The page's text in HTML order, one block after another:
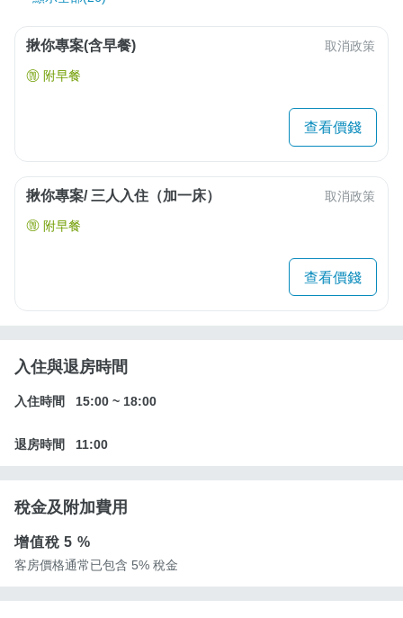
揪你專案(含早餐) 取消政策
附早餐
查看價錢
揪你專案/ 三人入住（加一床） 取消政策
附早餐
查看價錢
入住與退房時間
入住時間 15:00 ~ 18:00
退房時間 11:00
稅金及附加費用
增值稅5 %
客房價格通常已包含 5% 稅金